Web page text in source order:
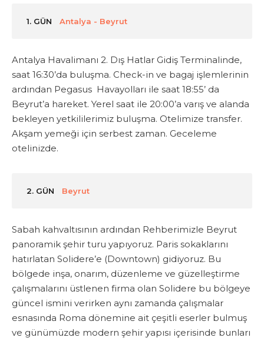
1. GÜN Antalya - Beyrut
Antalya Havalimanı 2. Dış Hatlar Gidiş Terminalinde,
saat 16:30’da buluşma. Check-in ve bagaj işlemlerinin
ardından Pegasus Havayolları ile saat 18:55’ da
Beyrut’a hareket. Yerel saat ile 20:00’a varış ve alanda
bekleyen yetkililerimiz buluşma. Otelimize transfer.
Akşam yemeği için serbest zaman. Geceleme
otelinizde.
2. GÜN Beyrut
Sabah kahvaltısının ardından Rehberimizle Beyrut
panoramik şehir turu yapıyoruz. Paris sokaklarını
hatırlatan Solidere’e (Downtown) gidiyoruz. Bu
bölgede inşa, onarım, düzenleme ve güzelleştirme
çalışmalarını üstlenen firma olan Solidere bu bölgeye
güncel ismini verirken aynı zamanda çalışmalar
esnasında Roma dönemine ait çeşitli eserler bulmuş
ve günümüzde modern şehir yapısı içerisinde bunları